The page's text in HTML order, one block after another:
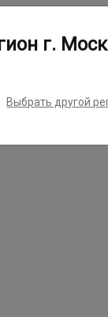
г.
Выбрать другой